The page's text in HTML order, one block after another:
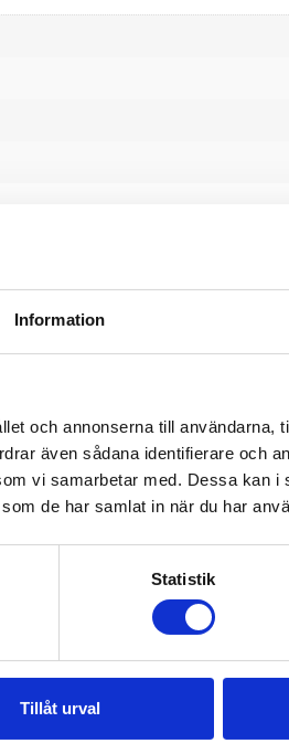
Information
och annonserna till användarna,
även sådana identifierare och
vi samarbetar med. Dessa kan i
de har samlat in när du har
Statistik
Tillåt urval
Se produkt